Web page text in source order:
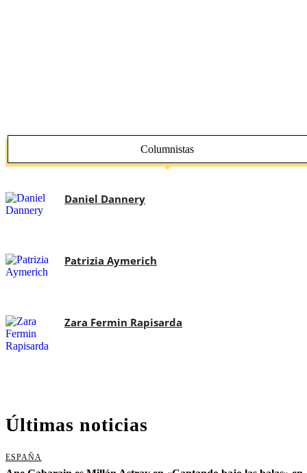
Columnistas
Daniel Dannery
Patrizia Aymerich
Zara Fermin Rapisarda
Últimas noticias
ESPAÑA